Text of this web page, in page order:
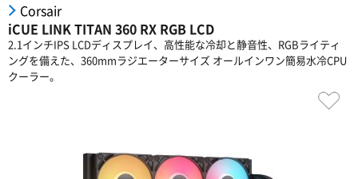
Corsair
iCUE LINK TITAN 360 RX RGB LCD
2.1インチIPS LCDディスプレイ、高性能な冷却と静音性、RGBライティ
ングを備えた、360mmラジエーターサイズ オールインワン簡易水冷CPU
クーラー。